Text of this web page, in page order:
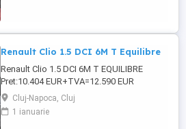
Renault Clio 1.5 DCI 6M T Equilibre
Renault Clio 1.5 DCI 6M T EQUILIBRE
Pret:10.404 EUR+TVA=12.590 EUR
GARANTIE TEHNICA: 12 luni sau 20.000
km inclusa in pret! Posibilitate extindere
garantie tehnica pana la 36 luni, fara limita
Cluj-Napoca, Cluj
1 ianuarie